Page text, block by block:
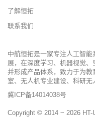
了解恒拓
联系我们
中航恒拓是一家专注人工智
展，在深度学习、机器视觉
并形成产品体系，致力于为
室、无人机专业建设、科研无
冀ICP备14014038号
Copyright © 2014 ~ 2026 HT-